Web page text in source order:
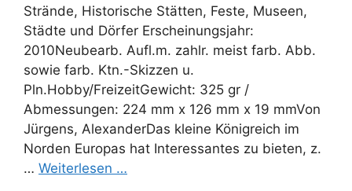
Strände, Historische Stätten, Feste, Museen,
Städte und Dörfer Erscheinungsjahr:
2010Neubearb. Aufl.m. zahlr. meist farb. Abb.
sowie farb. Ktn.-Skizzen u.
Pln.Hobby/FreizeitGewicht: 325 gr /
Abmessungen: 224 mm x 126 mm x 19 mmVon
Jürgens, AlexanderDas kleine Königreich im
Norden Europas hat Interessantes zu bieten, z.
… Weiterlesen …